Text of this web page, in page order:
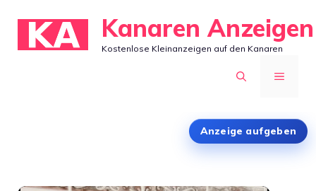
Inhalt
springen
Kanaren Anzeigen
Kostenlose Kleinanzeigen auf den Kanaren
MENÜ
Anzeige aufgeben